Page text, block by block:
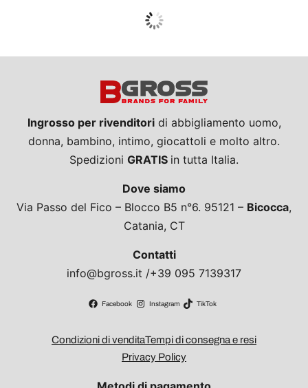
Guarda tutto
Ingrosso per rivenditoridi abbigliamento uomo,
donna, bambino, intimo, giocattoli e molto altro.
Spedizioni GRATIS in tutta Italia.
Dove siamo
Via Passo del Fico – Blocco B5 n°6. 95121 – Bicocca,
Catania, CT
Contatti
info@bgross.it /+39 095 7139317
Facebook Instagram TikTok
Condizioni di venditaTempi di consegna e resi
Privacy Policy